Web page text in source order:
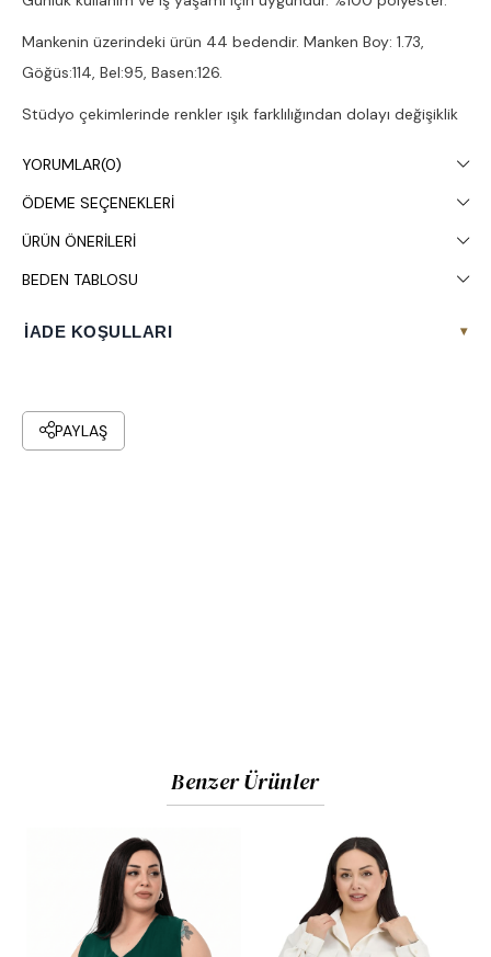
Mankenin üzerindeki ürün 44 bedendir. Manken Boy: 1.73,
Göğüs:114, Bel:95, Basen:126.
Stüdyo çekimlerinde renkler ışık farklılığından dolayı değişiklik
YORUMLAR(0)
ÖDEME SEÇENEKLERI
ÜRÜN ÖNERILERI
BEDEN TABLOSU
İADE KOŞULLARI ▾
PAYLAŞ
Benzer Ürünler